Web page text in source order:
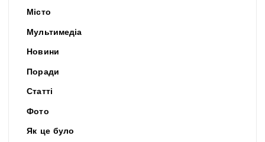
Місто
Мультимедіа
Новини
Поради
Статті
Фото
Як це було